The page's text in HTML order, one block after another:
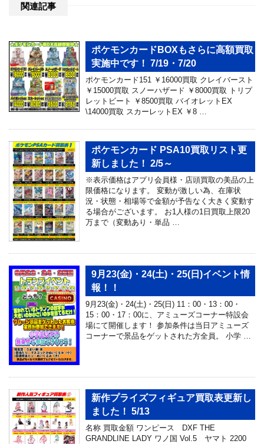
関連記事
ポケモンカードBOXもさらに高額買取
実施中です！ 7/19・7/20
ポケモンカード151 ￥16000買取 クレイバースト
￥15000買取 スノーハザード ￥8000買取 トリプ
レットビート ￥8500買取 バイオレットEX
\14000買取 スカーレットEX ￥8 …
ポケモンカード PSA10買取リスト更
新しました！ 2/5～
※表示価格はアプリ会員様・店頭買取の美品の上
限価格になります。 変動が激しい為、在庫状
況・状態・相場等で金額が予告なく大きく変動す
る場合がございます。 お1人様の1日買取上限20
万まで（変動あり・単品 …
9月23(金)・24(土)・25(日)イベント情
報！！
9月23(金)・24(土)・25(日) 11：00・13：00・
15：00・17：00に、アミューズコーナー特設会
場にて開催します！ 参加条件は当日アミューズ
コーナーで景品をゲットされた方全員。 小学 …
新作プライズフィギュア買取表更新し
ました！ 5/13
名称 買取金額 ワンピース DXF THE
GRANDLINE LADY ワノ国 Vol.5 ヤマト 2200